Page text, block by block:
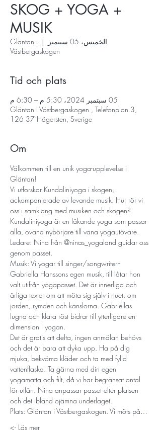
SKOG + YOGA +
MUSIK
الخميس، 05 سبتمبر
  |
Gläntan i
Västbergaskogen
Tid och plats
05 سبتمبر 2024، 5:30 م – 6:30 م
Gläntan i Västbergaskogen , Telefonplan 3,
126 37 Hägersten, Sverige
Om
Välkommen till en unik yoga-upplevelse i
Gläntan!
Vi utforskar Kundaliniyoga i skogen,
ackompanjerade av levande musik. Hur rör vi
oss i samklang med musiken och skogen?
Kundaliniyoga är en läkande yoga som passar
alla, ovana nybörjare till vana yogautövare.
Ledare: Nina från @ninas_yogaland guidar oss
genom passet.
Musik: Vi yogar till singer/songwritern
Gabriella Hanssons egen musik, till låtar hon
valt utifrån yogapasset. Det är innerliga och
ärliga texter om att möta sig själv i nuet, om
jorden, rymden och känslorna. Gabriellas
lugna och klara röst bidrar till ytterligare en
dimension i yogan.
Det är gratis att delta, ingen anmälan behövs
och det är bara att dyka upp. Ha på dig
mjuka, bekväma kläder och ta med fylld
vattenflaska. Ta gärna med din egen
yogamatta och filt, då vi har begränsat antal
för utlån. Nina anpassar passet efter platsen
och det ibland ojämna underlaget.
Plats: Gläntan i Västbergaskogen. Vi möts på…
Läs mer ->